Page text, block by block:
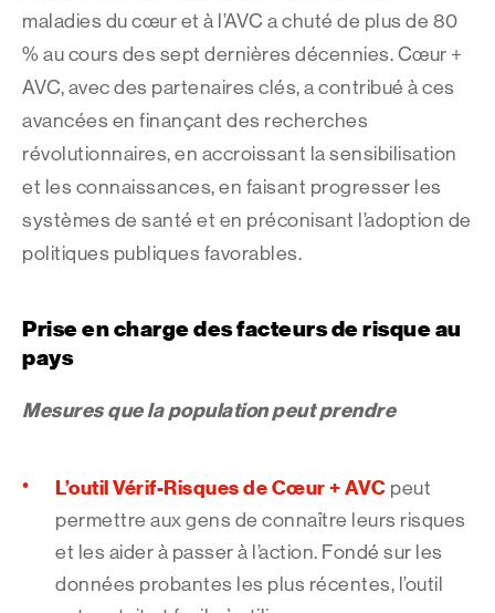
maladies du cœur et à l’AVC a chuté de plus de 80
% au cours des sept dernières décennies. Cœur +
AVC, avec des partenaires clés, a contribué à ces
avancées en finançant des recherches
révolutionnaires, en accroissant la sensibilisation
et les connaissances, en faisant progresser les
systèmes de santé et en préconisant l’adoption de
politiques publiques favorables.
Prise en charge des facteurs de risque au
pays
Mesures que la population peut prendre
L’outil Vérif-Risques de Cœur + AVC peut
permettre aux gens de connaître leurs risques
et les aider à passer à l’action. Fondé sur les
données probantes les plus récentes, l’outil